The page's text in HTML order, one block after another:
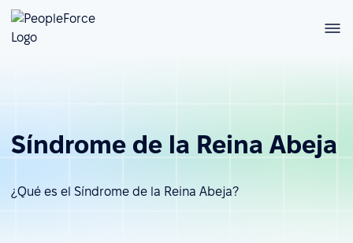
Síndrome de la Reina Abeja
¿Qué es el Síndrome de la Reina Abeja?